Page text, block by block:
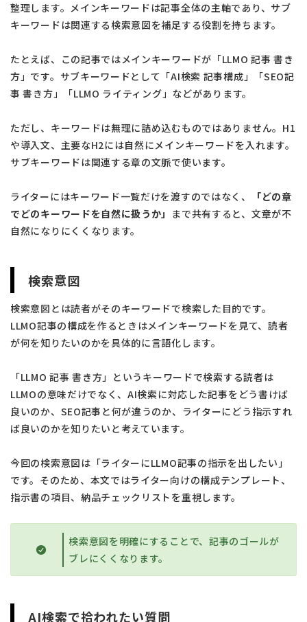
整理します。メインキーワードは記事全体の主軸であり、サブ
キーワードは関連する検索意図を補足する役割を持ちます。
たとえば、この記事ではメインキーワードが「LLMO 記事 書き
方」です。サブキーワードとして「AI検索 記事構成」「SEO記
事 書き方」「LLMO ライティング」などがあります。
ただし、キーワードは無理に詰め込むものではありません。H1
や導入文、主要なH2には自然にメインキーワードを入れます。
サブキーワードは関連する章の文脈で使います。
ライターにはキーワード一覧だけを渡すのではなく、
「どの章
でどのキーワードを自然に扱うか」 まで共有すると、文章が不
自然になりにくくなります。
検索意図
検索意図とは読者がそのキーワードで検索した目的です。
LLMO記事の構成を作るときはメインキーワードを見て、読者
が何を知りたいのかを具体的に言語化します。
「LLMO 記事 書き方」というキーワードで検索する読者は
LLMOの意味だけでなく、AI検索に対応した記事をどう書けば
良いのか、SEO記事と何が違うのか、ライターにどう指示すれ
ば良いのかを知りたいと考えています。
今回の検索意図は「ライターにLLMO記事の指示を出したい」
です。そのため、本文ではライター向けの構成テンプレート、
指示書の項目、納品チェックリストを重視します。
検索意図を明確にすることで、記事のゴールが
ブレにくくなります。
AI検索で拾われたい質問